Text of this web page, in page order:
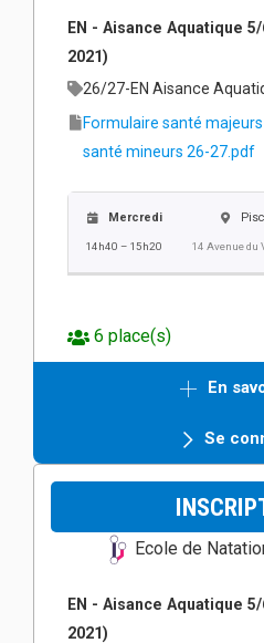
EN - Aisance Aquatique
2021)
26/27-EN Aisance
Formulaire santé
santé mineurs 26-27.pdf
Mercredi
14h40 – 15h20 14 Avenue du
6 place(s)
En
Se
Ecole de
EN - Aisance Aquatique
2021)